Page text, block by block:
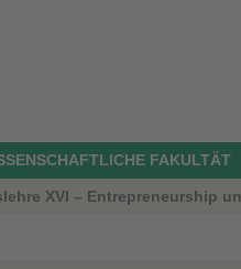
FAKULTÄT
XVI – Entrepreneurship